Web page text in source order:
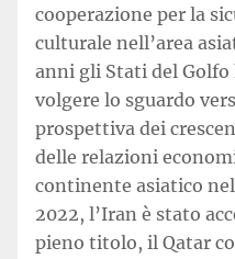
cooperazione per la
culturale nell’area
anni gli Stati del
volgere lo sguardo
prospettiva dei
delle relazioni
continente asiatico
2022, l’Iran è stato
pieno titolo, il Qatar